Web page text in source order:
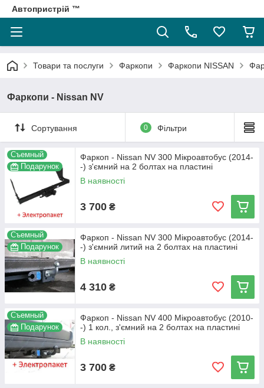
Автопристрій ™
Товари та послуги Фаркопи Фаркопи NISSAN
Фаркопи - Nissan NV
Сортування 0 Фільтри
Съемный
Подарунок
Фаркоп - Nissan NV 300 Мікроавтобус (2014-
-) з'ємний на 2 болтах на пластині
В наявності
3 700 ₴
Съемный
Подарунок
Фаркоп - Nissan NV 300 Мікроавтобус (2014-
-) з'ємний литий на 2 болтах на пластині
В наявності
4 310 ₴
Съемный
Подарунок
Фаркоп - Nissan NV 400 Мікроавтобус (2010-
-) 1 кол., з'ємний на 2 болтах на пластині
В наявності
3 700 ₴